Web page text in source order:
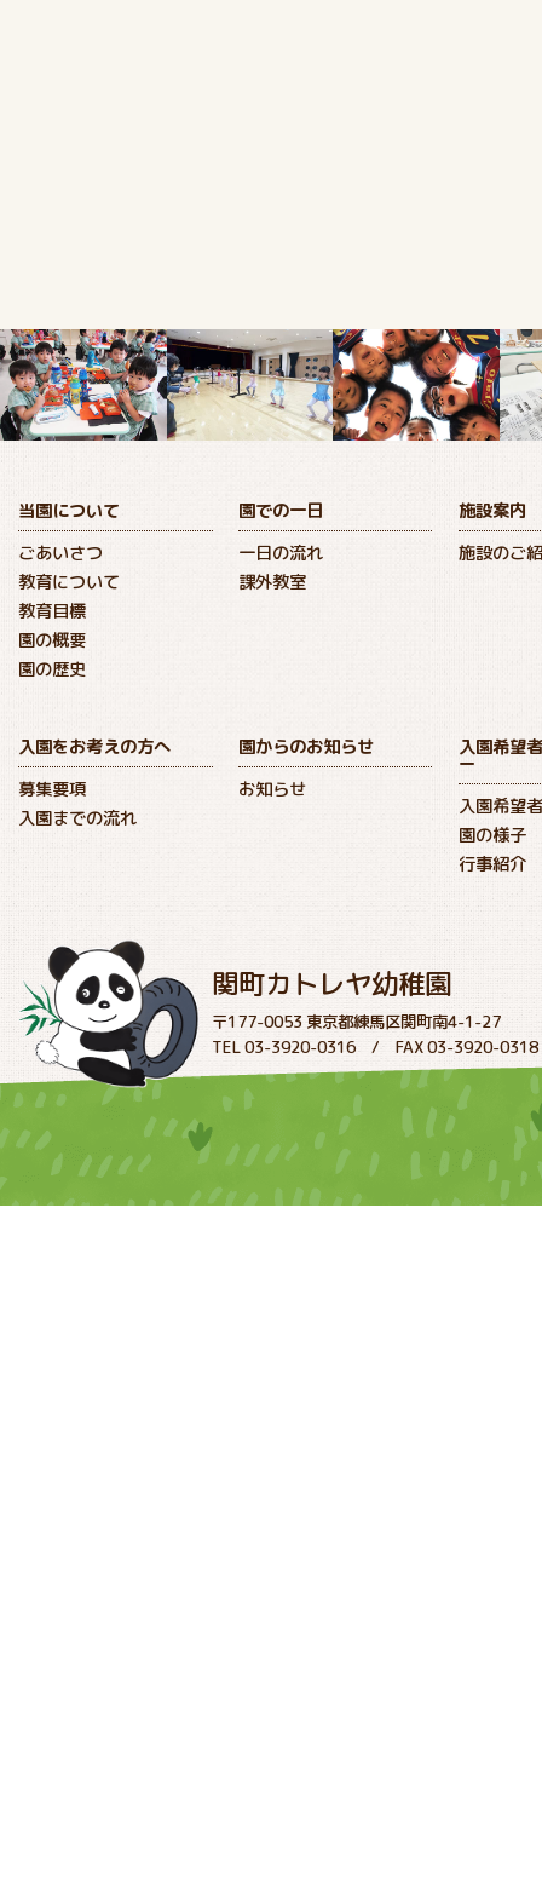
当園について
ごあいさつ
教育について
教育目標
園の概要
園の歴史
園での一日
一日の流れ
課外教室
施設案内
施設のご
入園をお考えの方へ
募集要項
入園までの流れ
園からのお知らせ
お知らせ
入園希望
ー
入園希望
園の様子
行事紹介
関町カトレヤ幼稚園
〒177-0053 東京都練馬区関町南4-1-27
TEL 03-3920-0316 / FAX 03-3920-0318